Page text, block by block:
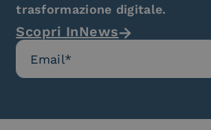
trasformazione digitale.
Scopri InNews